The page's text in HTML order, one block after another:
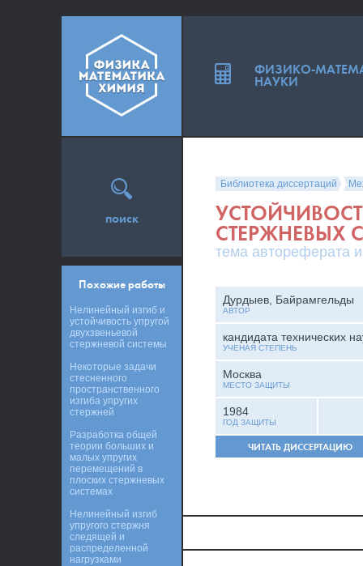
Библиотека диссертаций
СТЕРЖНЕВЫХ
тема автореферата
Дурдыев, Байрамгельды
АВТОР
кандидата технических
УЧЕНАЯ СТЕПЕНЬ
Москва
МЕСТО ЗАЩИТЫ
1984
ГОД ЗАЩИТЫ
ЧИТАТЬ ДИССЕРТАЦИЮ
поиск
Похожие работы
Нелинейный изгиб и
устойчивость упругой
двухзвеньевой
стержневой системы
Некоторые задачи
стесненного
пространственного
изгиба упругих
стержней
Разработка общей
теории больших и
малых упругих
перемещений в
плоских стержневых
системах
Нелинейный изгиб
упругого стержня
следящей и
распределенной
нагрузками
ФИЗИКО-
НАУКИ